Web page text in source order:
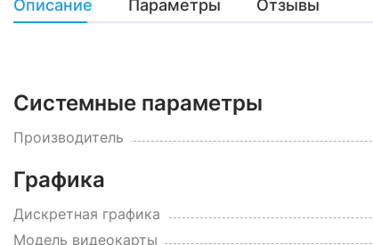
Описание Параметры Отзывы
Системные параметры
Производитель
Графика
Дискретная графика
Модель видеокарты